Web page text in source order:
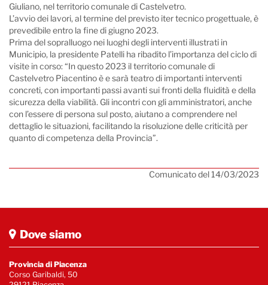
Giuliano, nel territorio comunale di Castelvetro.
L’avvio dei lavori, al termine del previsto iter tecnico progettuale, è
prevedibile entro la fine di giugno 2023.
Prima del sopralluogo nei luoghi degli interventi illustrati in
Municipio, la presidente Patelli ha ribadito l’importanza del ciclo di
visite in corso: “In questo 2023 il territorio comunale di
Castelvetro Piacentino è e sarà teatro di importanti interventi
concreti, con importanti passi avanti sui fronti della fluidità e della
sicurezza della viabilità. Gli incontri con gli amministratori, anche
con l’essere di persona sul posto, aiutano a comprendere nel
dettaglio le situazioni, facilitando la risoluzione delle criticità per
quanto di competenza della Provincia”.
Comunicato del 14/03/2023
Dove siamo
Provincia di Piacenza
Corso Garibaldi, 50